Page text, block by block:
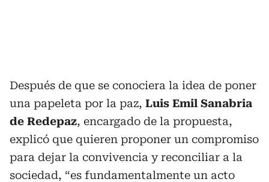
Después de que se conociera la idea de poner
una papeleta por la paz, Luis Emil Sanabria
de Redepaz, encargado de la propuesta,
explicó que quieren proponer un compromiso
para dejar la convivencia y reconciliar a la
sociedad, “es fundamentalmente un acto